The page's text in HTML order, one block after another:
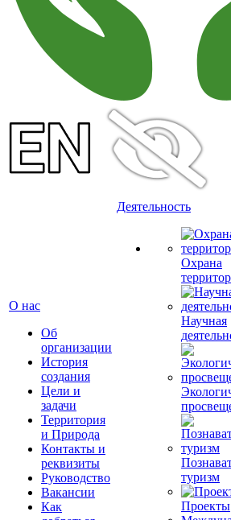
О нас
Об
организации
История
создания
Цели и
задачи
Территория
и Природа
Контакты и
реквизиты
Руководство
Вакансии
Как
Деятельность
Охрана
Научная
туризм
Проекты